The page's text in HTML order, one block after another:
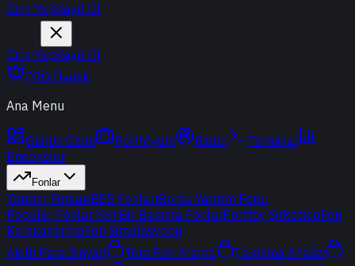
Giriş YapKayıt Ol
Giriş YapKayıt Ol
PRO Üyelik
Ana Menu
Günün Özeti Portföyüm Radar
Terminal
Endeksler
Fonlar
Yatırım FonlarıBES FonlarıBorsa Yatırım Fonu
Popüler Fonlar YeniBir Bakışta FonlarPortföy ŞirketleriFon
KarşılaştırmaFon Simülasyonu
Akıllı Para Sinyali
Ters Fon Arama
Çakışma Analizi